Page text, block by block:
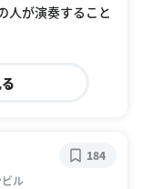
人が演奏すること
ル
184